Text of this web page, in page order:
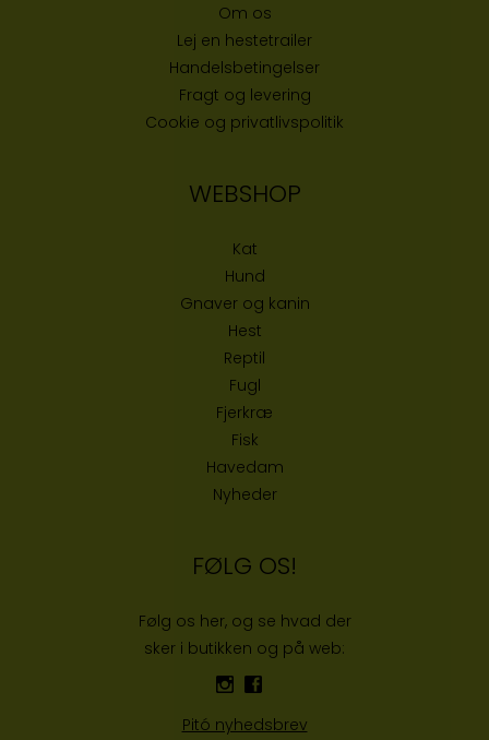
Om os
Lej en hestetrailer
Handelsbetingelser
Fragt og levering
Cookie og privatlivspolitik
WEBSHOP
Kat
Hund
Gnaver og kanin
Hest
Reptil
Fugl
Fjerkræ
Fisk
Havedam
Nyheder
FØLG OS!
Følg os her, og se hvad der
sker i butikken og på web:
Pitó nyhedsbrev